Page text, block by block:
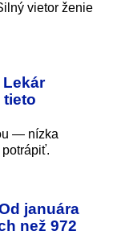
vietor ženie
Lekár
— nízka
januára
než 972